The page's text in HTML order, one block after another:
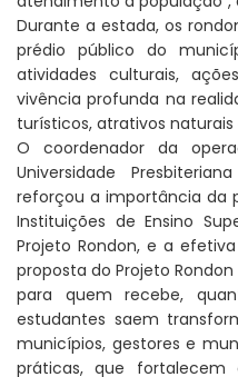
Durante a estada, os
prédio público do
atividades culturais,
vivência profunda na
turísticos, atrativos
O coordenador da
Universidade
reforçou a importância da
Instituições de Ensino
Projeto Rondon, e a
proposta do Projeto
para quem recebe,
estudantes saem
municípios, gestores e
práticas, que